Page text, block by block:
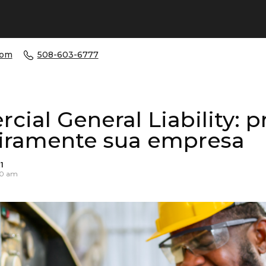
508-603-6777
General Liability:
sua empresa
am